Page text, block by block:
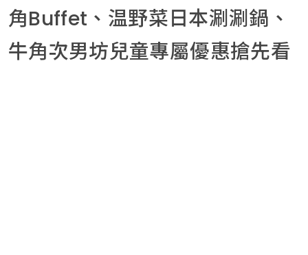
角Buffet、温野菜日本涮涮鍋、
牛角次男坊兒童專屬優惠搶先看